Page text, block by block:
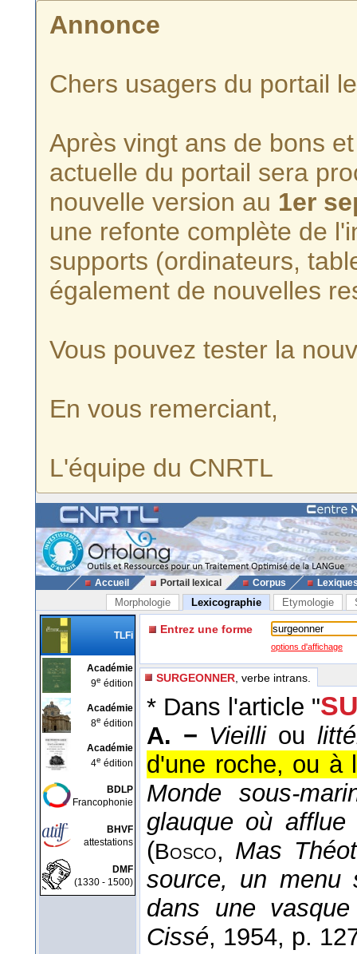
Annonce
Chers usagers du portail
Après vingt ans de bons
actuelle du portail sera
nouvelle version au 1er
une refonte complète de
supports (ordinateurs,
également de nouvelles
Vous pouvez tester la
En vous remerciant,
L'équipe du CNRTL
Accueil Portail lexical Corpus
Morphologie Lexicographie Etymologie
TLFi
Académie
9e édition
Académie
8e édition
Académie
4e édition
BDLP
Francophonie
BHVF
attestations
DMF
(1330 - 1500)
Entrez une forme
options d'affichage
SURGEONNER , verbe intrans.
* Dans l'article "
A. − Vieilliou
d'une roche, ou à
Monde sous-
glauque où
(Bosco, Mas
source, un menu
dans une
Cissé, 1954, p.